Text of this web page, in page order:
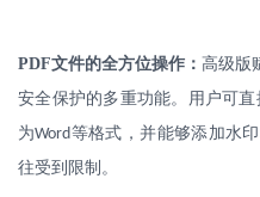
PDF文件的全方位操作： 高级版
安全保护的多重功能。用户可直
为Word等格式，并能够添加水
往受到限制。